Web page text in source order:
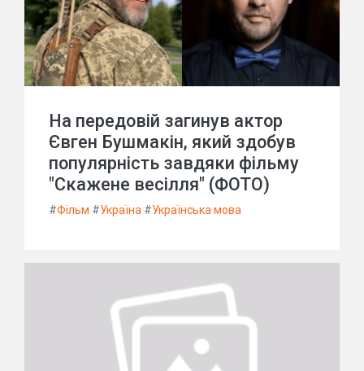
На передовій загинув актор
Євген Бушмакін, який здобув
популярність завдяки фільму
"Скажене весілля" (ФОТО)
#Фільм #Україна #Українська мова